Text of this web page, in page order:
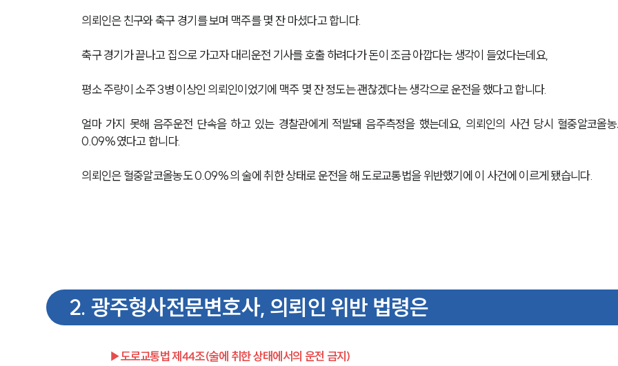
의뢰인은 친구와 축구 경기를 보며 맥주를 몇 잔 마셨다고 합니다.
축구 경기가 끝나고 집으로 가고자 대리운전 기사를 호출 하려다가 돈이 조금 아깝다는 생각이 들었다는데요,
평소 주량이 소주 3병 이상인 의뢰인이었기에 맥주 몇 잔 정도는 괜찮겠다는 생각으로 운전을 했다고 합니다.
얼마 가지 못해 음주운전 단속을 하고 있는 경찰관에게 적발돼 음주측정을 했는데요, 의뢰인의 사건 당시 혈중알코올
0.09%였다고 합니다.
의뢰인은 혈중알코올농도 0.09%의 술에 취한 상태로 운전을 해 도로교통법을 위반했기에 이 사건에 이르게 됐습니다.
2. 광주형사전문변호사, 의뢰인 위반 법령은
▶도로교통법 제44조(술에 취한 상태에서의 운전 금지)